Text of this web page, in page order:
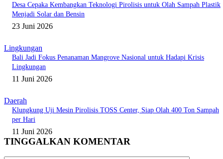
Desa Cepaka Kembangkan Teknologi Pirolisis untuk Olah Sampah Plastik
Menjadi Solar dan Bensin
23 Juni 2026
Lingkungan
Bali Jadi Fokus Penanaman Mangrove Nasional untuk Hadapi Krisis
Lingkungan
11 Juni 2026
Daerah
Klungkung Uji Mesin Pirolisis TOSS Center, Siap Olah 400 Ton Sampah
per Hari
11 Juni 2026
TINGGALKAN KOMENTAR